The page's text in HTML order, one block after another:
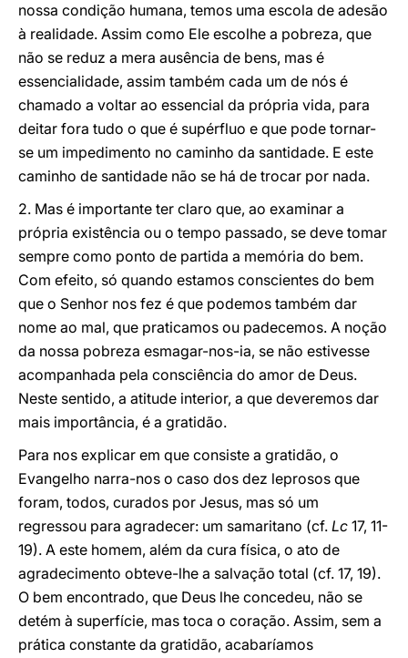
nossa condição humana, temos uma escola de adesão
à realidade. Assim como Ele escolhe a pobreza, que
não se reduz a mera ausência de bens, mas é
essencialidade, assim também cada um de nós é
chamado a voltar ao essencial da própria vida, para
deitar fora tudo o que é supérfluo e que pode tornar-
se um impedimento no caminho da santidade. E este
caminho de santidade não se há de trocar por nada.
2. Mas é importante ter claro que, ao examinar a
própria existência ou o tempo passado, se deve tomar
sempre como ponto de partida a memória do bem.
Com efeito, só quando estamos conscientes do bem
que o Senhor nos fez é que podemos também dar
nome ao mal, que praticamos ou padecemos. A noção
da nossa pobreza esmagar-nos-ia, se não estivesse
acompanhada pela consciência do amor de Deus.
Neste sentido, a atitude interior, a que deveremos dar
mais importância, é a gratidão.
Para nos explicar em que consiste a gratidão, o
Evangelho narra-nos o caso dos dez leprosos que
foram, todos, curados por Jesus, mas só um
regressou para agradecer: um samaritano (cf. Lc 17, 11-
19). A este homem, além da cura física, o ato de
agradecimento obteve-lhe a salvação total (cf. 17, 19).
O bem encontrado, que Deus lhe concedeu, não se
detém à superfície, mas toca o coração. Assim, sem a
prática constante da gratidão, acabaríamos